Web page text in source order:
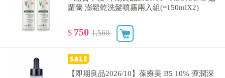
蘿蘭 澎鬆乾洗髮噴霧兩入組(=150mlX2)
$ 750 1,560
【即期良品2026/10】葆療美 B5 10% 彈潤深